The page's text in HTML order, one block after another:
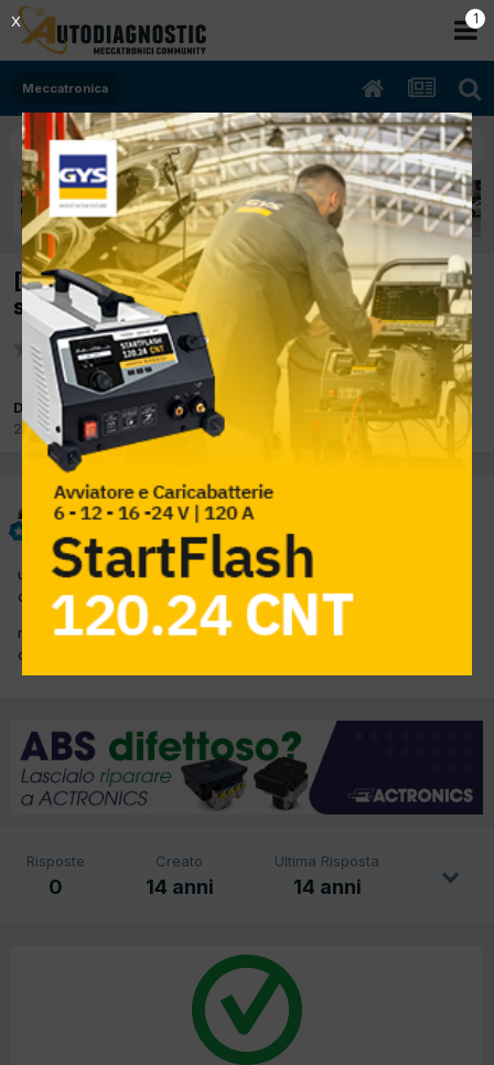
Meccatronica
[auris 10/2010 1364cc 1nd tv 66Kw Diesel]
stacco plancia cruscotto
Da dagi66
22 Marzo 2012inMeccatronica
dagi66
22 Marzo 2012
un saluto a tutto il forum,chiedo aiuto in quest sezione (non so
dove metterla) e per metterla in evidenza.
mi occorrerebbe un piano di lavoro per stacco cruscotto su
questa car. devo sostituire il tetto.
Risposte
0
Creato
14 anni
Ultima Risposta
14 anni